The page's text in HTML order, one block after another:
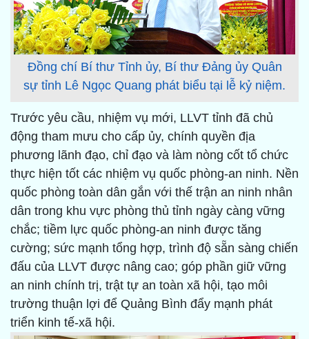
Đồng chí Bí thư Tỉnh ủy, Bí thư Đảng ủy Quân
sự tỉnh Lê Ngọc Quang phát biểu tại lễ kỷ niệm.
Trước yêu cầu, nhiệm vụ mới, LLVT tỉnh đã chủ
động tham mưu cho cấp ủy, chính quyền địa
phương lãnh đạo, chỉ đạo và làm nòng cốt tổ chức
thực hiện tốt các nhiệm vụ quốc phòng-an ninh. Nền
quốc phòng toàn dân gắn với thế trận an ninh nhân
dân trong khu vực phòng thủ tỉnh ngày càng vững
chắc; tiềm lực quốc phòng-an ninh được tăng
cường; sức mạnh tổng hợp, trình độ sẵn sàng chiến
đấu của LLVT được nâng cao; góp phần giữ vững
an ninh chính trị, trật tự an toàn xã hội, tạo môi
trường thuận lợi để Quảng Bình đẩy mạnh phát
triển kinh tế-xã hội.